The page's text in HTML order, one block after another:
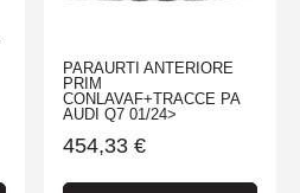
PARAURTI ANTERIORE
PRIM
CONLAVAF+TRACCE PA
AUDI Q7 01/24>
454,33 €